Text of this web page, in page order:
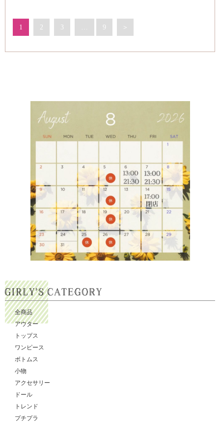
1 2 3 … 9 ＞
全商品
アウター
トップス
ワンピース
ボトムス
小物
アクセサリー
ドール
トレンド
プチプラ